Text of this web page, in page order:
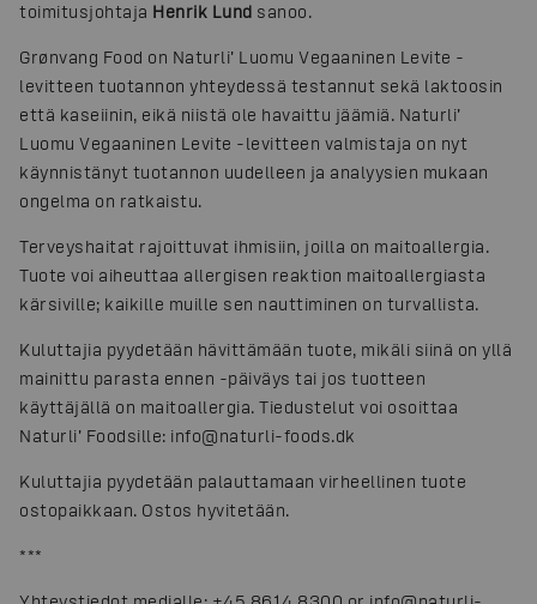
toimitusjohtaja Henrik Lund sanoo.
Grønvang Food on Naturli’ Luomu Vegaaninen Levite -
levitteen tuotannon yhteydessä testannut sekä laktoosin
että kaseiinin, eikä niistä ole havaittu jäämiä. Naturli’
Luomu Vegaaninen Levite -levitteen valmistaja on nyt
käynnistänyt tuotannon uudelleen ja analyysien mukaan
ongelma on ratkaistu.
Terveyshaitat rajoittuvat ihmisiin, joilla on maitoallergia.
Tuote voi aiheuttaa allergisen reaktion maitoallergiasta
kärsiville; kaikille muille sen nauttiminen on turvallista.
Kuluttajia pyydetään hävittämään tuote, mikäli siinä on yllä
mainittu parasta ennen -päiväys tai jos tuotteen
käyttäjällä on maitoallergia. Tiedustelut voi osoittaa
Naturli’ Foodsille: info@naturli-foods.dk
Kuluttajia pyydetään palauttamaan virheellinen tuote
ostopaikkaan. Ostos hyvitetään.
***